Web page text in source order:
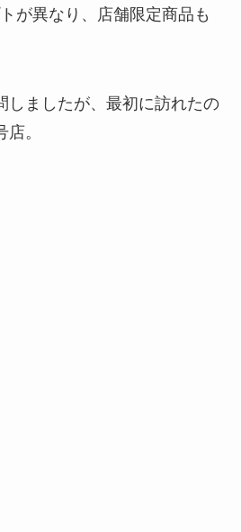
が異なり、店舗限定商品も
しましたが、最初に訪れたの
。